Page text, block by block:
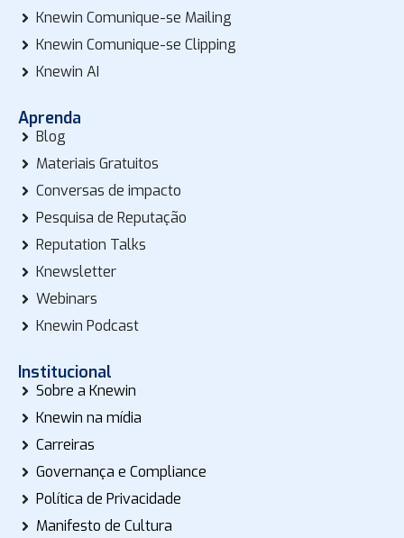
Knewin Comunique-se Mailing
Knewin Comunique-se Clipping
Knewin AI
Aprenda
Blog
Materiais Gratuitos
Conversas de impacto
Pesquisa de Reputação
Reputation Talks
Knewsletter
Webinars
Knewin Podcast
Institucional
Sobre a Knewin
Knewin na mídia
Carreiras
Governança e Compliance
Política de Privacidade
Manifesto de Cultura